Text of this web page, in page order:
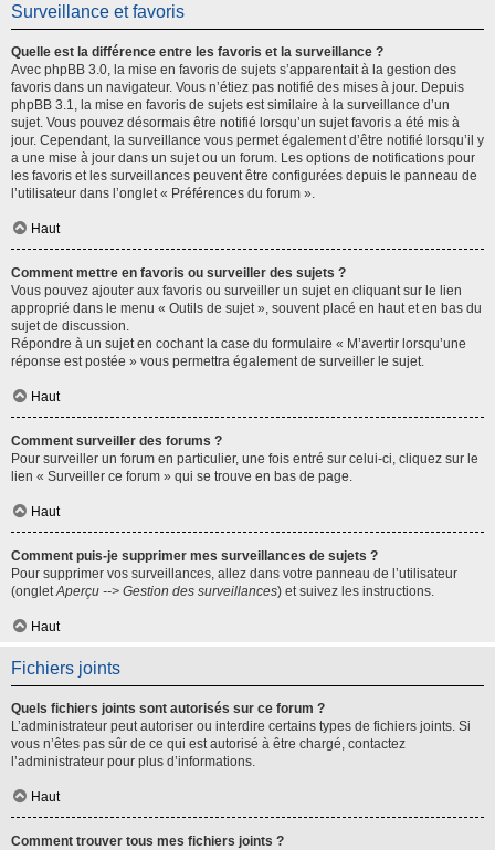
Surveillance et favoris
Quelle est la différence entre les favoris et la surveillance ?
Avec phpBB 3.0, la mise en favoris de sujets s’apparentait à la gestion des
favoris dans un navigateur. Vous n’étiez pas notifié des mises à jour. Depuis
phpBB 3.1, la mise en favoris de sujets est similaire à la surveillance d’un
sujet. Vous pouvez désormais être notifié lorsqu’un sujet favoris a été mis à
jour. Cependant, la surveillance vous permet également d’être notifié lorsqu’il y
a une mise à jour dans un sujet ou un forum. Les options de notifications pour
les favoris et les surveillances peuvent être configurées depuis le panneau de
l’utilisateur dans l’onglet « Préférences du forum ».
Haut
Comment mettre en favoris ou surveiller des sujets ?
Vous pouvez ajouter aux favoris ou surveiller un sujet en cliquant sur le lien
approprié dans le menu « Outils de sujet », souvent placé en haut et en bas du
sujet de discussion.
Répondre à un sujet en cochant la case du formulaire « M’avertir lorsqu’une
réponse est postée » vous permettra également de surveiller le sujet.
Haut
Comment surveiller des forums ?
Pour surveiller un forum en particulier, une fois entré sur celui-ci, cliquez sur le
lien « Surveiller ce forum » qui se trouve en bas de page.
Haut
Comment puis-je supprimer mes surveillances de sujets ?
Pour supprimer vos surveillances, allez dans votre panneau de l’utilisateur
(ongletAperçu --> Gestion des surveillances) et suivez les instructions.
Haut
Fichiers joints
Quels fichiers joints sont autorisés sur ce forum ?
L’administrateur peut autoriser ou interdire certains types de fichiers joints. Si
vous n’êtes pas sûr de ce qui est autorisé à être chargé, contactez
l’administrateur pour plus d’informations.
Haut
Comment trouver tous mes fichiers joints ?